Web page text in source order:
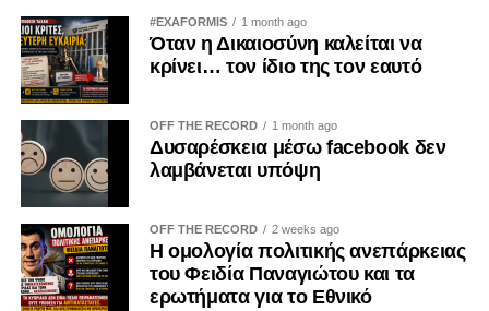
#EXAFORMIS 1 month ago
Όταν η Δικαιοσύνη καλείται να
κρίνει… τον ίδιο της τον εαυτό
OFF THE RECORD 1 month ago
Δυσαρέσκεια μέσω facebook δεν
λαμβάνεται υπόψη
OFF THE RECORD 2 weeks ago
Η ομολογία πολιτικής ανεπάρκειας
του Φειδία Παναγιώτου και τα
ερωτήματα για το Εθνικό